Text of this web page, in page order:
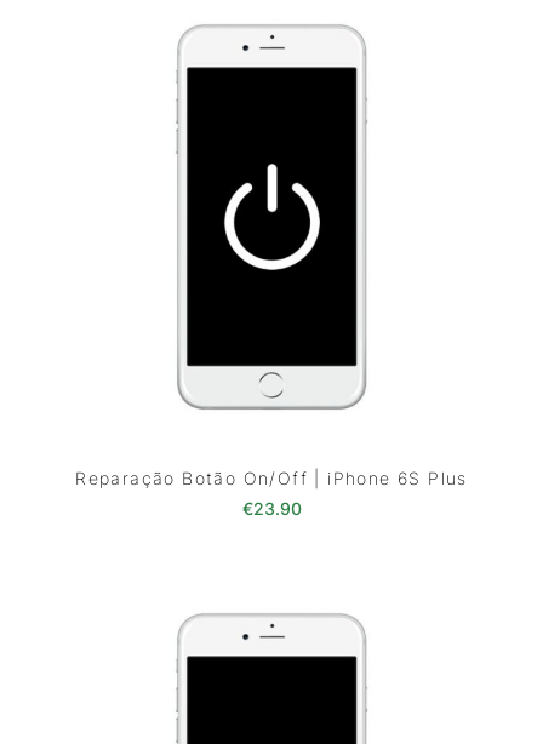
Reparação Botão On/Off | iPhone 6S Plus
€23.90